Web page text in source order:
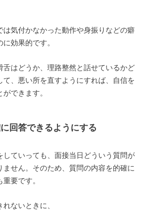
は気付かなかった動作や身振りなどの癖
効果的です。
舌はどうか、理路整然と話せているかど
て、悪い所を直すようにすれば、自信を
できます。
回答できるようにする
していっても、面接当日どういう質問が
せん。そのため、質問の内容を的確に
要です。
ないときに、